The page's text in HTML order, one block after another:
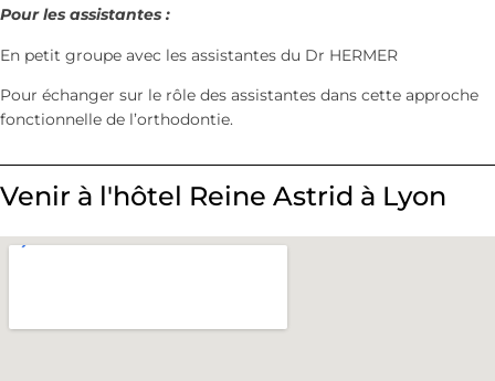
Pour les assistantes :
En petit groupe avec les assistantes du Dr HERMER
Pour échanger sur le rôle des assistantes dans cette approche
fonctionnelle de l’orthodontie.
Venir à l'hôtel Reine Astrid à Lyon